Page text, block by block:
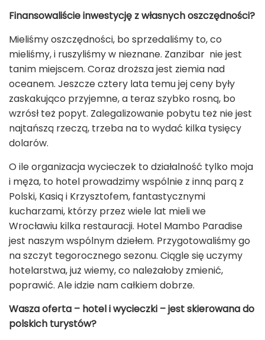
Finansowaliście inwestycję z własnych oszczędności?
Mieliśmy oszczędności, bo sprzedaliśmy to, co
mieliśmy, i ruszyliśmy w nieznane. Zanzibar nie jest
tanim miejscem. Coraz droższa jest ziemia nad
oceanem. Jeszcze cztery lata temu jej ceny były
zaskakująco przyjemne, a teraz szybko rosną, bo
wzrósł też popyt. Zalegalizowanie pobytu też nie jest
najtańszą rzeczą, trzeba na to wydać kilka tysięcy
dolarów.
O ile organizacja wycieczek to działalność tylko moja
i męża, to hotel prowadzimy wspólnie z inną parą z
Polski, Kasią i Krzysztofem, fantastycznymi
kucharzami, którzy przez wiele lat mieli we
Wrocławiu kilka restauracji. Hotel Mambo Paradise
jest naszym wspólnym dziełem. Przygotowaliśmy go
na szczyt tegorocznego sezonu. Ciągle się uczymy
hotelarstwa, już wiemy, co należałoby zmienić,
poprawić. Ale idzie nam całkiem dobrze.
Wasza oferta – hotel i wycieczki – jest skierowana do
polskich turystów?